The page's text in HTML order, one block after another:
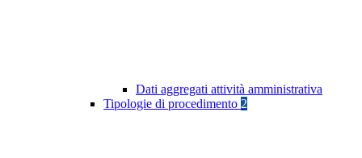
Dati aggregati attività amministrativa
Tipologie di procedimento 2